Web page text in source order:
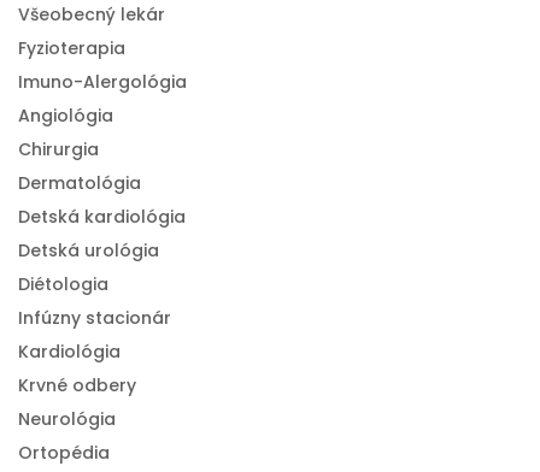
Všeobecný lekár
Fyzioterapia
Imuno-Alergológia
Angiológia
Chirurgia
Dermatológia
Detská kardiológia
Detská urológia
Diétologia
Infúzny stacionár
Kardiológia
Krvné odbery
Neurológia
Ortopédia